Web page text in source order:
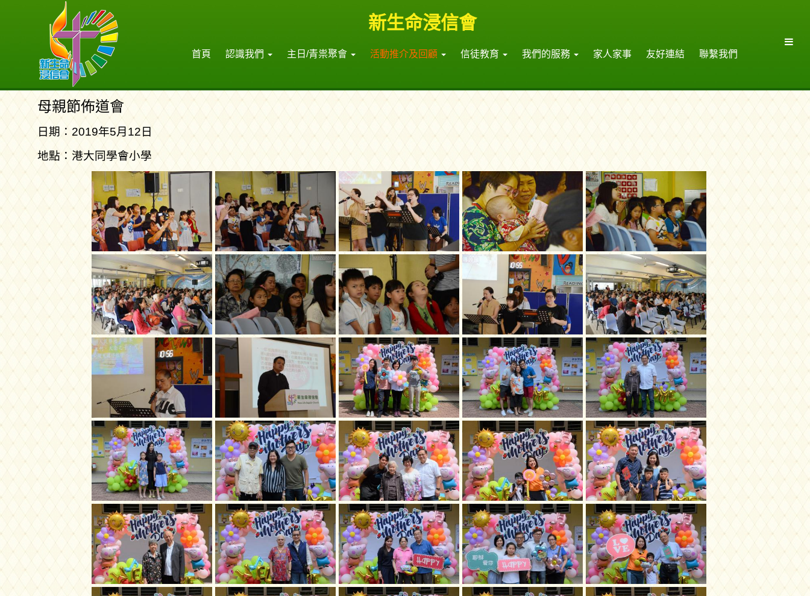
新生命浸信會
首頁 認識我們 主日/青祟聚會 活動推介及回顧 信徒教育 我們的服務 家人家事 友好連結 聯繫我們
母親節佈道會
日期：2019年5月12日
地點：港大同學會小學